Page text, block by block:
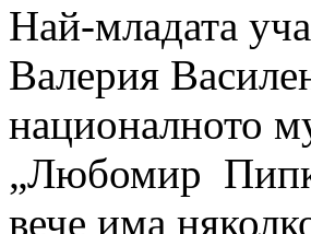
Най-младата
Валерия
националното
„Любомир
вече има